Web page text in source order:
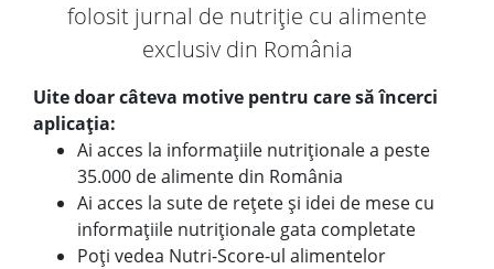
folosit jurnal de nutriție cu alimente
exclusiv din România
Uite doar câteva motive pentru care să încerci
aplicația:
Ai acces la informațiile nutriționale a peste
35.000 de alimente din România
Ai acces la sute de rețete și idei de mese cu
informațiile nutriționale gata completate
Poți vedea Nutri-Score-ul alimentelor